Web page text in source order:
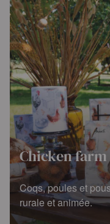
Chicken farm
Coqs, poules et
rurale et animée.